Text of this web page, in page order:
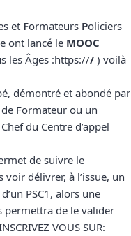
et Formateurs Policiers
ont lancé le MOOC
les Âges :https:/// ) voilà
démontré et abondé par
Formateur ou un
du Centre d’appel
de suivre le
délivrer, à l’issue, un
PSC1, alors une
permettra de le valider
VOUS SUR: